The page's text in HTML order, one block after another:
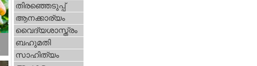
തിരഞ്ഞെടുപ്പ്
ആനക്കാര്യം
വൈദ്യശാസ്ത്രം
ബഹുമതി
സാഹിത്യം